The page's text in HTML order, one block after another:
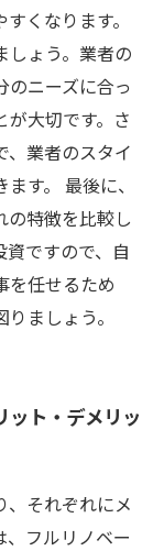
くなります。
しょう。業者の
のニーズに合っ
が大切です。さ
、業者のスタイ
す。 最後に、
の特徴を比較し
ですので、自
を任せるため
ましょう。
ット・デメリッ
、それぞれにメ
、フルリノベー